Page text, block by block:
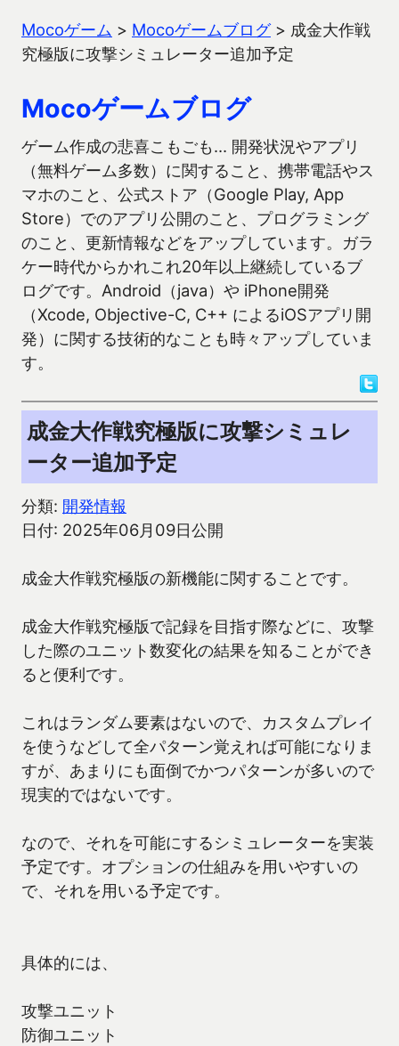
Mocoゲーム > Mocoゲームブログ> 成金大作戦
究極版に攻撃シミュレーター追加予定
Mocoゲームブログ
ゲーム作成の悲喜こもごも… 開発状況やアプリ
（無料ゲーム多数）に関すること、携帯電話やス
マホのこと、公式ストア（Google Play, App
Store）でのアプリ公開のこと、プログラミング
のこと、更新情報などをアップしています。ガラ
ケー時代からかれこれ20年以上継続しているブ
ログです。Android（java）や iPhone開発
（Xcode, Objective-C, C++ によるiOSアプリ開
発）に関する技術的なことも時々アップしていま
す。
成金大作戦究極版に攻撃シミュレ
ーター追加予定
分類: 開発情報
日付: 2025年06月09日公開
成金大作戦究極版の新機能に関することです。
成金大作戦究極版で記録を目指す際などに、攻撃
した際のユニット数変化の結果を知ることができ
ると便利です。
これはランダム要素はないので、カスタムプレイ
を使うなどして全パターン覚えれば可能になりま
すが、あまりにも面倒でかつパターンが多いので
現実的ではないです。
なので、それを可能にするシミュレーターを実装
予定です。オプションの仕組みを用いやすいの
で、それを用いる予定です。
具体的には、
攻撃ユニット
防御ユニット